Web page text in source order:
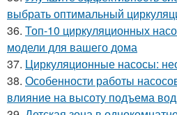
выбрать оптимальный
36. Топ-10 циркуляционных
модели для вашего дома
37. Циркуляционные насосы:
38. Особенности работы
влияние на высоту подъема